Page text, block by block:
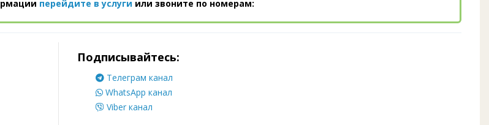
перейдите в услуги или звоните по номерам:
Подписывайтесь:
Телеграм канал
WhatsApp канал
Viber канал